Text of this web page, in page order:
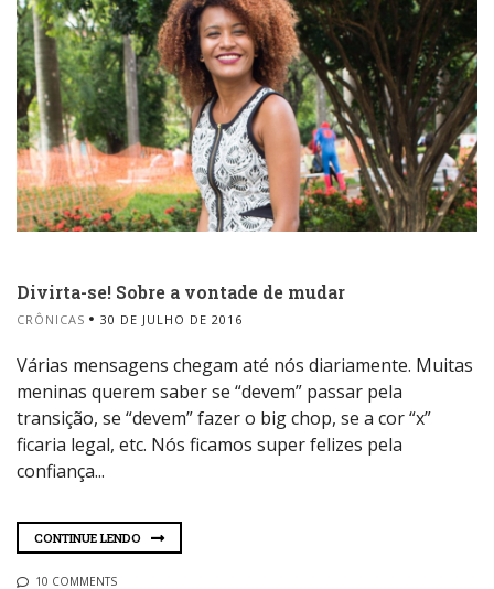
Divirta-se! Sobre a vontade de mudar
CRÔNICAS 30 DE JULHO DE 2016
Várias mensagens chegam até nós diariamente. Muitas
meninas querem saber se “devem” passar pela
transição, se “devem” fazer o big chop, se a cor “x”
ficaria legal, etc. Nós ficamos super felizes pela
confiança...
CONTINUE LENDO
10 COMMENTS